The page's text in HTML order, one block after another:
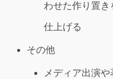
わせた作り置
仕上げる
その他
メディア出演や